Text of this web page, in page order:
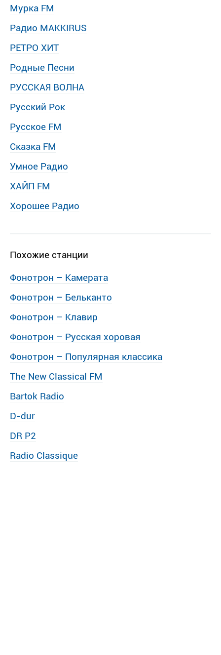
Мурка FM
Радио MAKKIRUS
РЕТРО ХИТ
Родные Песни
РУССКАЯ ВОЛНА
Русский Рок
Русское FM
Сказка FM
Умное Радио
ХАЙП FM
Хорошее Радио
Похожие станции
Фонотрон – Камерата
Фонотрон – Бельканто
Фонотрон – Клавир
Фонотрон – Русская хоровая
Фонотрон – Популярная классика
The New Classical FM
Bartok Radio
D-dur
DR P2
Radio Classique